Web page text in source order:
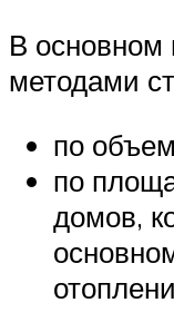
В основном
методами
по
по
домов,